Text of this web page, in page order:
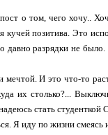
о том, чего хочу..
позитива. Это
давно разрядки не
И это что-то
их столько?...
стать
Я иду по жизни